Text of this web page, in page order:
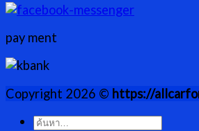
pay ment
Copyright 2026 © https://
ค้นหา: